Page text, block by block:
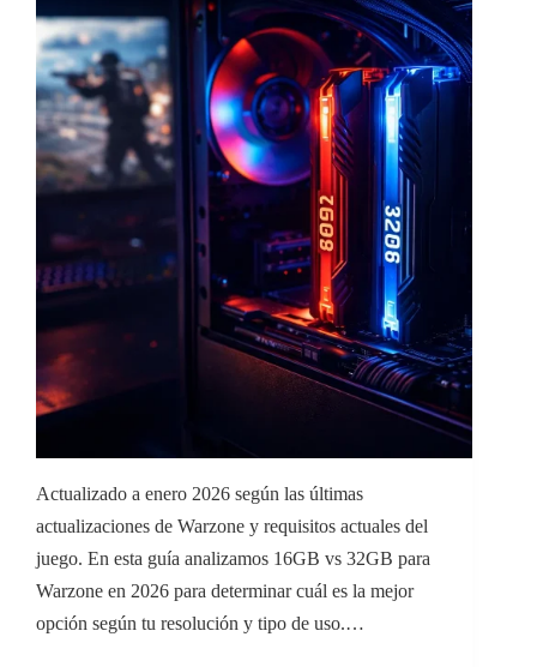
Actualizado a enero 2026 según las últimas
actualizaciones de Warzone y requisitos actuales del
juego. En esta guía analizamos 16GB vs 32GB para
Warzone en 2026 para determinar cuál es la mejor
opción según tu resolución y tipo de uso.…